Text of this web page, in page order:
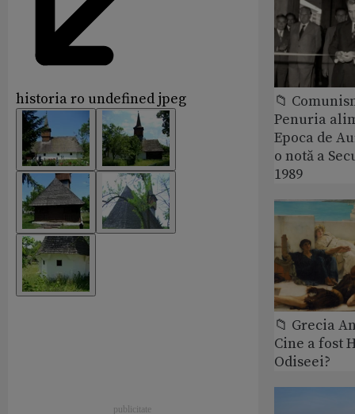
historia ro undefined jpeg
📁
Penuria
Epoca de
o notă a
1989
📁 Grecia
Cine a fost
Odiseei?